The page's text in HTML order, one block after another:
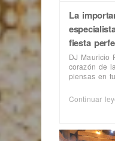
La
fiesta
DJ Mauricio
corazón de
piensas en
Continuar